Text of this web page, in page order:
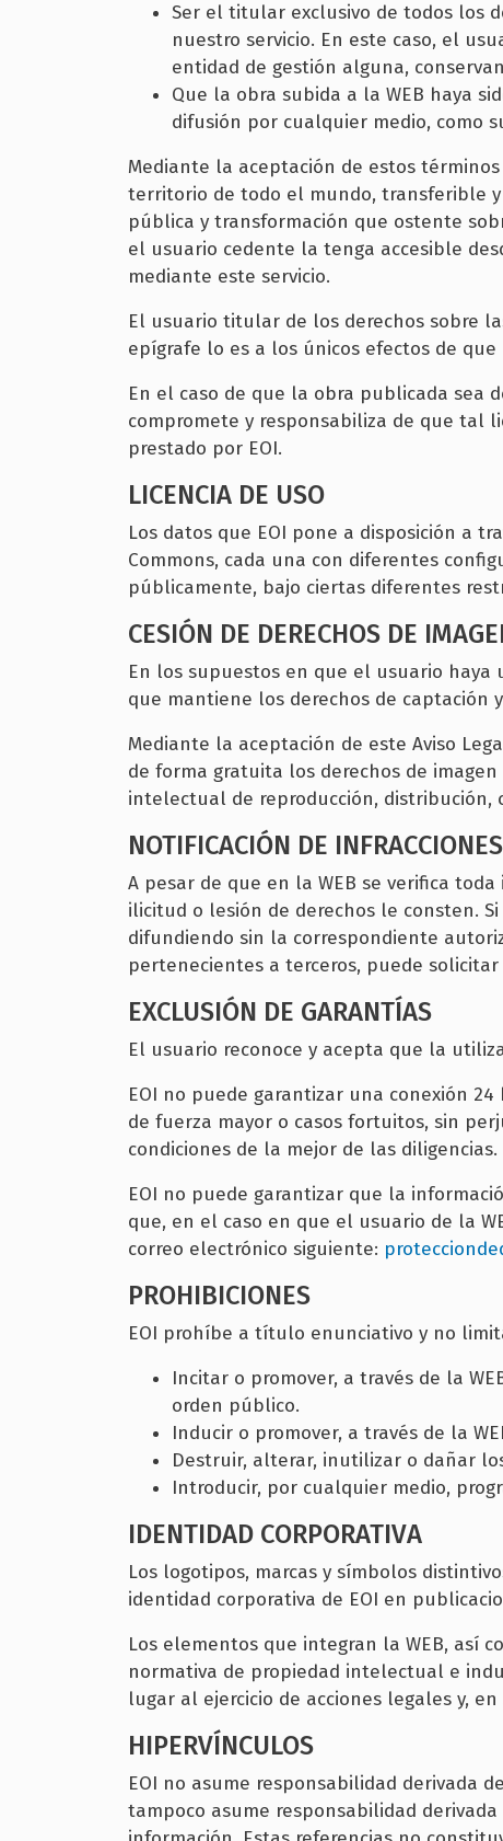
Ser el titular exclusivo de todos los
nuestro servicio. En este caso, el
entidad de gestión alguna,
Que la obra subida a la WEB haya
difusión por cualquier medio, como
Mediante la aceptación de estos
territorio de todo el mundo, transferible y
pública y transformación que ostente
el usuario cedente la tenga accesible
mediante este servicio.
El usuario titular de los derechos sobre
epígrafe lo es a los únicos efectos de que
En el caso de que la obra publicada sea
compromete y responsabiliza de que tal
prestado por EOI.
LICENCIA DE USO
Los datos que EOI pone a disposición a
Commons, cada una con diferentes
públicamente, bajo ciertas diferentes
CESIÓN DE DERECHOS DE
En los supuestos en que el usuario haya
que mantiene los derechos de captación
Mediante la aceptación de este Aviso
de forma gratuita los derechos de
intelectual de reproducción, distribución,
NOTIFICACIÓN DE INFRACCIONES
A pesar de que en la WEB se verifica
ilicitud o lesión de derechos le consten.
difundiendo sin la correspondiente
pertenecientes a terceros, puede
EXCLUSIÓN DE GARANTÍAS
El usuario reconoce y acepta que la
EOI no puede garantizar una conexión
de fuerza mayor o casos fortuitos, sin
condiciones de la mejor de las diligencias.
EOI no puede garantizar que la
que, en el caso en que el usuario de la
correo electrónico siguiente:
PROHIBICIONES
EOI prohíbe a título enunciativo y no
Incitar o promover, a través de la
orden público.
Inducir o promover, a través de la
Destruir, alterar, inutilizar o dañar
Introducir, por cualquier medio,
IDENTIDAD CORPORATIVA
Los logotipos, marcas y símbolos
identidad corporativa de EOI en
Los elementos que integran la WEB, así
normativa de propiedad intelectual e
lugar al ejercicio de acciones legales y,
HIPERVÍNCULOS
EOI no asume responsabilidad derivada
tampoco asume responsabilidad